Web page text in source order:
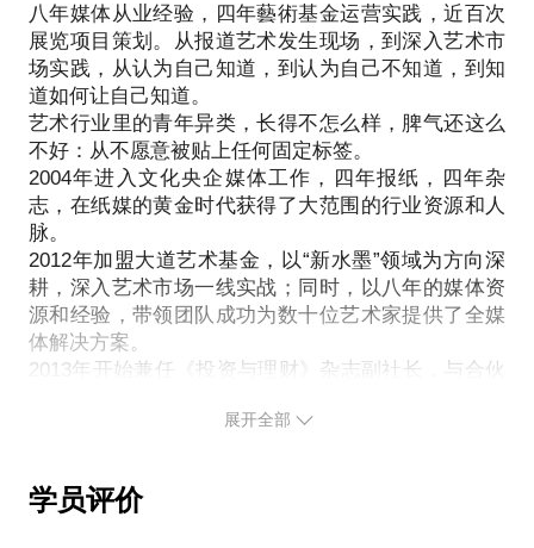
壕们真的放心把钱交给你来买画吗？
在体制里工作和市场里工作到底有什么差别？
刚毕业，我到底要做艺术家，还是先找个工作的饭
碗？
八年媒体从业经验，四年藝術基金运营实践，近百次
展览项目策划。从报道艺术发生现场，到深入艺术市
场实践，从认为自己知道，到认为自己不知道，到知
道如何让自己知道。
艺术行业里的青年异类，长得不怎么样，脾气还这么
不好：从不愿意被贴上任何固定标签。
2004年进入文化央企媒体工作，四年报纸，四年杂
志，在纸媒的黄金时代获得了大范围的行业资源和人
脉。
2012年加盟大道艺术基金，以“新水墨”领域为方向深
耕，深入艺术市场一线实战；同时，以八年的媒体资
源和经验，带领团队成功为数十位艺术家提供了全媒
体解决方案。
2013年开始兼任《投资与理财》杂志副社长，与合伙
IPHONE版电子杂志。同年天闻藝庫基金、跃海新宇
当下，大道、跃海、天闻三个各自独立的公司，形成
展开全部
学员评价